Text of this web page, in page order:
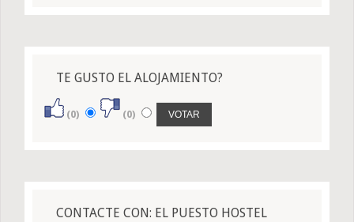
TE GUSTO EL ALOJAMIENTO?
(0) (0)
CONTACTE CON: EL PUESTO HOSTEL